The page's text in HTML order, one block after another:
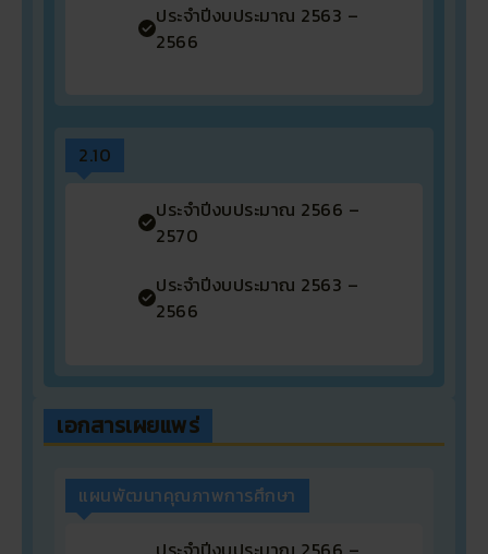
ประจำปีงบประมาณ 2563 –
2566
2.10
ประจำปีงบประมาณ 2566 –
2570
ประจำปีงบประมาณ 2563 –
2566
เอกสารเผยแพร่
แผนพัฒนาคุณภาพการศึกษา